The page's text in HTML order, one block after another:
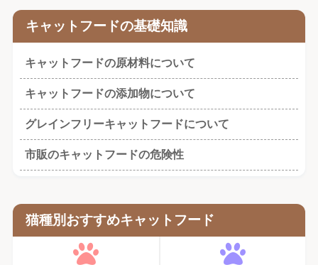
キャットフードの基礎知識
キャットフードの原材料について
キャットフードの添加物について
グレインフリーキャットフードについて
市販のキャットフードの危険性
猫種別おすすめキャットフード